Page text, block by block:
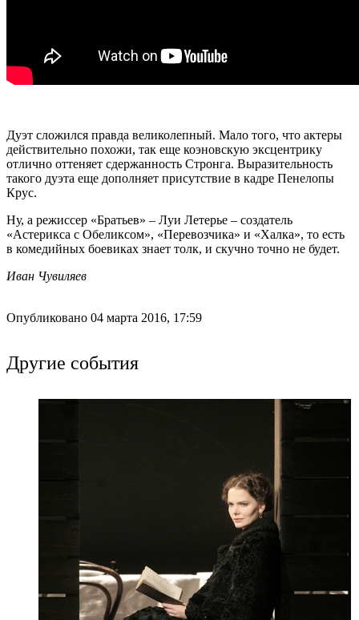
Дуэт сложился правда великолепный. Мало того, что актеры
действительно похожи, так еще коэновскую эксцентрику
отлично оттеняет сдержанность Стронга. Выразительность
такого дуэта еще дополняет присутствие в кадре Пенелопы
Крус.
Ну, а режиссер «Братьев» – Луи Летерье – создатель
«Астерикса с Обеликсом», «Перевозчика» и «Халка», то есть
в комедийных боевиках знает толк, и скучно точно не будет.
Иван Чувиляев
Опубликовано 04 марта 2016, 17:59
Другие события